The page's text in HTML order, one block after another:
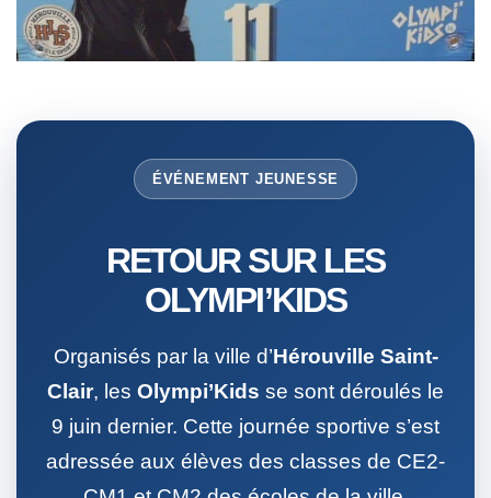
ÉVÉNEMENT JEUNESSE
RETOUR SUR LES
OLYMPI’KIDS
Organisés par la ville d’Hérouville Saint-
Clair, les Olympi’Kids se sont déroulés le
9 juin dernier. Cette journée sportive s’est
adressée aux élèves des classes de CE2-